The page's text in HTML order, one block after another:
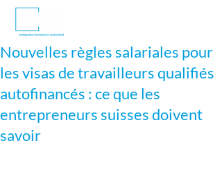
Nouvelles règles salariales pour
les visas de travailleurs qualifiés
autofinancés : ce que les
entrepreneurs suisses doivent
savoir